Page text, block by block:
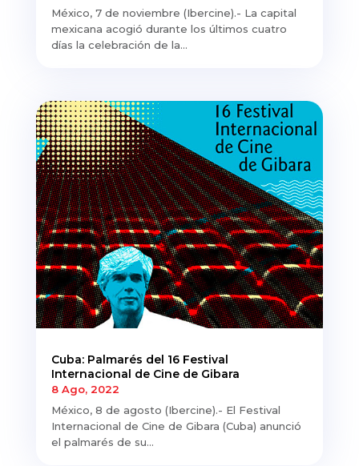
México, 7 de noviembre (Ibercine).- La capital
mexicana acogió durante los últimos cuatro
días la celebración de la...
Cuba: Palmarés del 16 Festival
Internacional de Cine de Gibara
8 Ago, 2022
México, 8 de agosto (Ibercine).- El Festival
Internacional de Cine de Gibara (Cuba) anunció
el palmarés de su...